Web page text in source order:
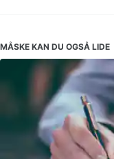
MÅSKE KAN DU OGSÅ LIDE